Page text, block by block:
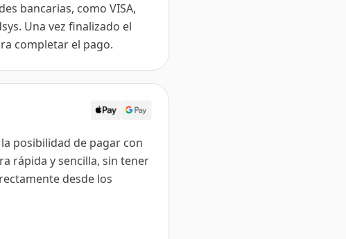
bancarias, como VISA,
Una vez finalizado el
completar el pago.
posibilidad de pagar con
rápida y sencilla, sin tener
desde los